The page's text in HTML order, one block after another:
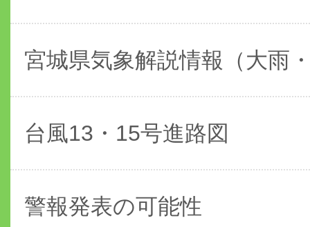
宮城県気象解説情報（大雨
台風13・15号進路図
警報発表の可能性